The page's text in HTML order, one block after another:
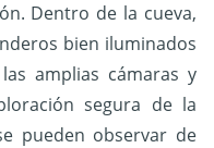
Dentro de la cueva,
bien iluminados
amplias cámaras y
segura de la
pueden observar de